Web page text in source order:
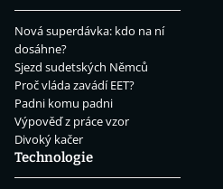
Nová superdávka: kdo na ní
dosáhne?
Sjezd sudetských Němců
Proč vláda zavádí EET?
Padni komu padni
Výpověď z práce vzor
Divoký kačer
Technologie